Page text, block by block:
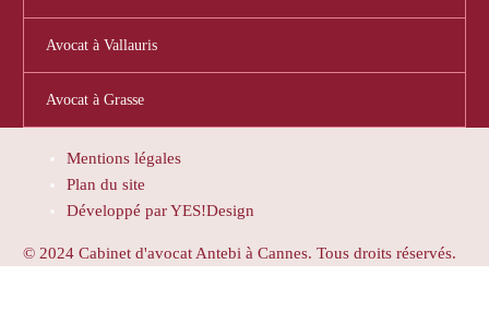
Avocat à Vallauris
Avocat à Grasse
Mentions légales
Plan du site
Développé par YES!Design
© 2024 Cabinet d'avocat Antebi à Cannes. Tous droits réservés.